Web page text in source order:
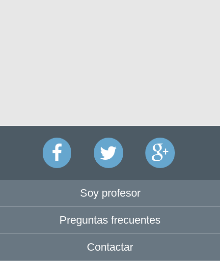
Soy profesor
Preguntas frecuentes
Contactar